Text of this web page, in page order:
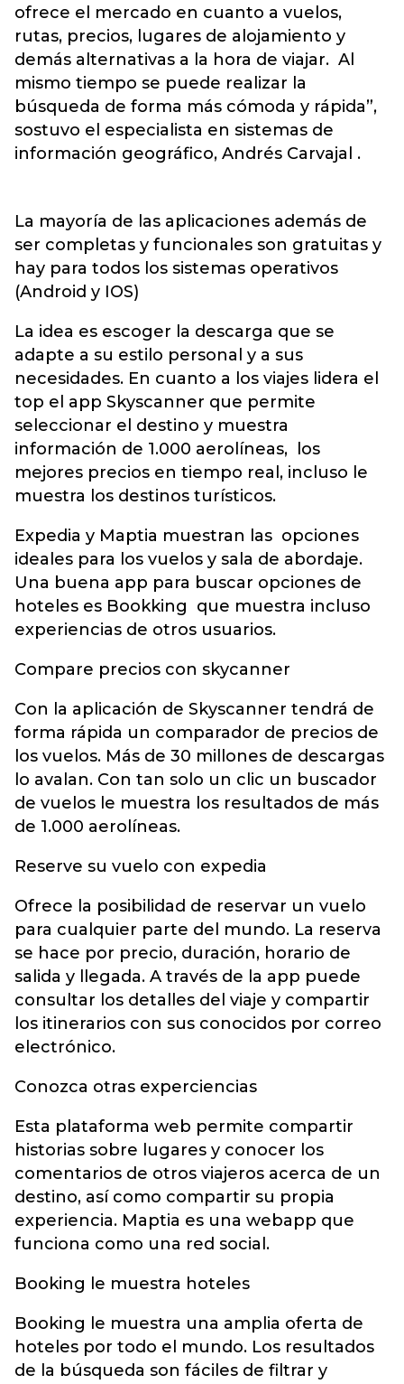
ofrece el mercado en cuanto a vuelos,
rutas, precios, lugares de alojamiento y
demás alternativas a la hora de viajar. Al
mismo tiempo se puede realizar la
búsqueda de forma más cómoda y rápida”,
sostuvo el especialista en sistemas de
información geográfico, Andrés Carvajal .
La mayoría de las aplicaciones además de
ser completas y funcionales son gratuitas y
hay para todos los sistemas operativos
(Android y IOS)
La idea es escoger la descarga que se
adapte a su estilo personal y a sus
necesidades. En cuanto a los viajes lidera el
top el app Skyscanner que permite
seleccionar el destino y muestra
información de 1.000 aerolíneas, los
mejores precios en tiempo real, incluso le
muestra los destinos turísticos.
Expedia y Maptia muestran las opciones
ideales para los vuelos y sala de abordaje.
Una buena app para buscar opciones de
hoteles es Bookking que muestra incluso
experiencias de otros usuarios.
Compare precios con skycanner
Con la aplicación de Skyscanner tendrá de
forma rápida un comparador de precios de
los vuelos. Más de 30 millones de descargas
lo avalan. Con tan solo un clic un buscador
de vuelos le muestra los resultados de más
de 1.000 aerolíneas.
Reserve su vuelo con expedia
Ofrece la posibilidad de reservar un vuelo
para cualquier parte del mundo. La reserva
se hace por precio, duración, horario de
salida y llegada. A través de la app puede
consultar los detalles del viaje y compartir
los itinerarios con sus conocidos por correo
electrónico.
Conozca otras experciencias
Esta plataforma web permite compartir
historias sobre lugares y conocer los
comentarios de otros viajeros acerca de un
destino, así como compartir su propia
experiencia. Maptia es una webapp que
funciona como una red social.
Booking le muestra hoteles
Booking le muestra una amplia oferta de
hoteles por todo el mundo. Los resultados
de la búsqueda son fáciles de filtrar y